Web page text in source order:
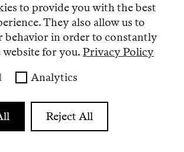
ergraut die Wolken ergraut die
denn es wird keine Vögel am
Ich näherte mich ihnen ohne zu
war ein Mann in ihrer Mitte dem
wurden. Ihm waren die Augen
Ihm waren die Haare verbrannt
Ihm waren die Rippen
aus dem Mund Erbrochenes zu
to provide you with the best
They also allow us to
behavior in order to constantly
for you. Privacy Policy
Analytics
Reject All